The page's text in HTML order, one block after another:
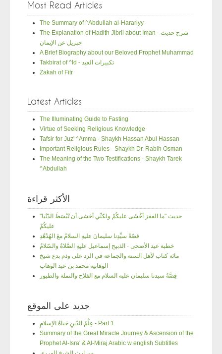
Most Read Articles
The Summary of ^Abdullah al-Harariyy
The Explanation of Hadith Jibril about Iman - شرح حديث
جبريل عن الإيمان
A Brief Biography about our Beloved Prophet Muhammad
Takbirat of ^Id - تكبيرات العيد
Zakah of Fitr
Latest Articles
The Illuminating Guide to Fasting
Virtue of Seeking Religious Knowledge
Tafsir for Juz' ^Amma - Shaykh Hassan Abul Hassan
Important Religious Rules - Shaykh Dr. Rabih Osman
The Meaning of the Two Testifications - Shaykh Tarek
^Abdullah
الأكثر قراءة
"حديث "ما الفقرَ أخْشَى عليكُمْ ولكنِّي أخشى أن تُبْسَطَ الدّنْيا
عليكُمْ
قصّةُ سيِّدِنا سليمانَ عليهِ السلامُ معَ الهُدْهُدِ
خطبة عيد الأضحى - الذبيح إسماعيل عليهِ الصَّلاةُ والسّلامُ
مائة كتاب لأهل السنة والجماعة في الرد على وذم بدع شيخ
الوهابية محمد بن عبد الوهاب
قِصَّةُ سيدنا سليمان عليه السلام مع الفلاح والنملة والطيور
جديد على الموقع
عِلْمُ الدّينِ حَياةُ الإسلامِ - Part 1
Summary of the Great Miracle Journey & Ascension of the
Prophet Al-Isra' & Al-Miraj Arabic w english Subtitles